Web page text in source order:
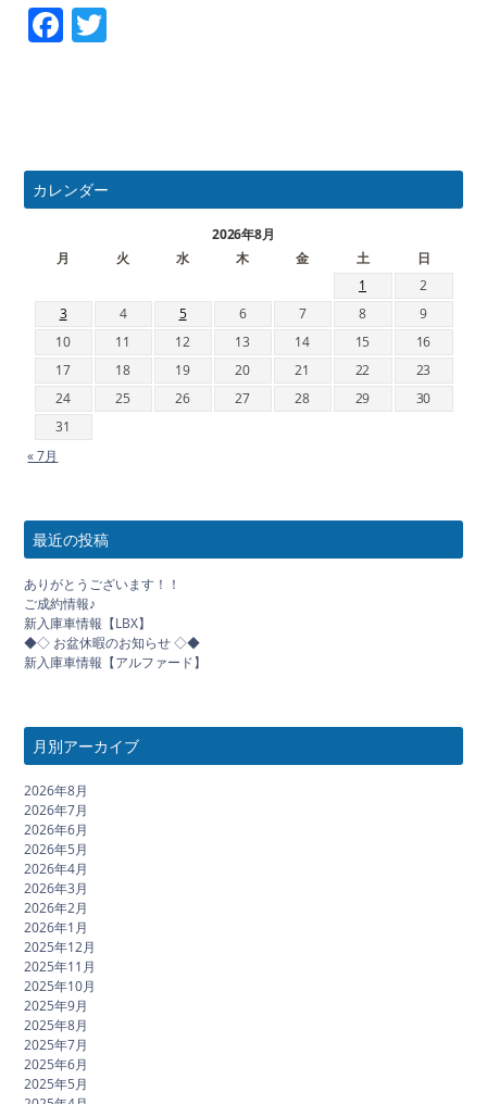
Facebook
カレンダー
2026年8月
月
火 水 木 金 土
日
1
2
3
4 5 6 7 8
9
10
11 12 13 14 15
16
17
18 19 20 21 22
23
24
25 26 27 28 29
30
31
« 7月
最近の投稿
ありがとうございます！！
ご成約情報♪
新入庫車情報【LBX】
◆◇ お盆休暇のお知らせ ◇◆
新入庫車情報【アルファード】
月別アーカイブ
2026年8月
2026年7月
2026年6月
2026年5月
2026年4月
2026年3月
2026年2月
2026年1月
2025年12月
2025年11月
2025年10月
2025年9月
2025年8月
2025年7月
2025年6月
2025年5月